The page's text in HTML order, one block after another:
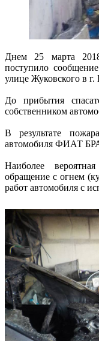
Днем 25 марта
поступило
улице Жуковского в г.
До прибытия
собственником
В результате
автомобиля ФИАТ
Наиболее
обращение с огнем
работ автомобиля с